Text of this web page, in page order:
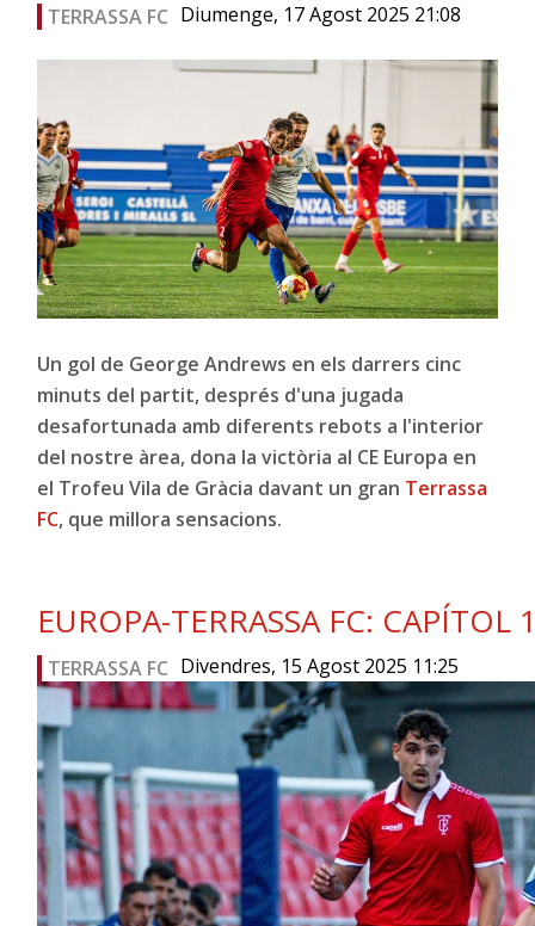
TERRASSA FC Diumenge, 17 Agost 2025 21:08
Un gol de George Andrews en els darrers cinc
minuts del partit, després d'una jugada
desafortunada amb diferents rebots a l'interior
del nostre àrea, dona la victòria al CE Europa en
el Trofeu Vila de Gràcia davant un gran Terrassa
FC, que millora sensacions.
EUROPA-TERRASSA FC:
TERRASSA FC Divendres, 15 Agost 2025 11:25